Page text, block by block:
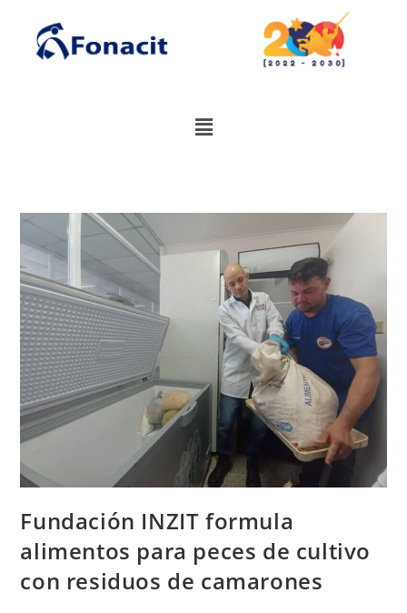
Fundación INZIT formula
alimentos para peces de cultivo
con residuos de camarones